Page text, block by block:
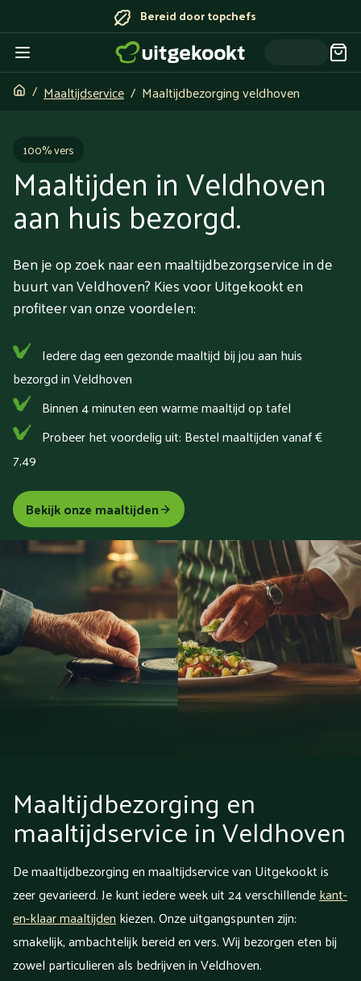
Bereid door topchefs
Maaltijdservice Maaltijdbezorging veldhoven
100% vers
Maaltijden in Veldhoven
aan huis bezorgd.
Ben je op zoek naar een maaltijdbezorgservice in de
buurt van Veldhoven? Kies voor Uitgekookt en
profiteer van onze voordelen:
Iedere dag een gezonde maaltijd bij jou aan huis
bezorgd in Veldhoven
Binnen 4 minuten een warme maaltijd op tafel
Probeer het voordelig uit: Bestel maaltijden vanaf €
7,49
Bekijk onze maaltijden
Maaltijdbezorging en
maaltijdservice in Veldhoven
De maaltijdbezorging en maaltijdservice van Uitgekookt is
zeer gevarieerd. Je kunt iedere week uit 24 verschillendekant-
en-klaar maaltijdenkiezen. Onze uitgangspunten zijn:
smakelijk, ambachtelijk bereid en vers. Wij bezorgen eten bij
zowel particulieren als bedrijven in Veldhoven.